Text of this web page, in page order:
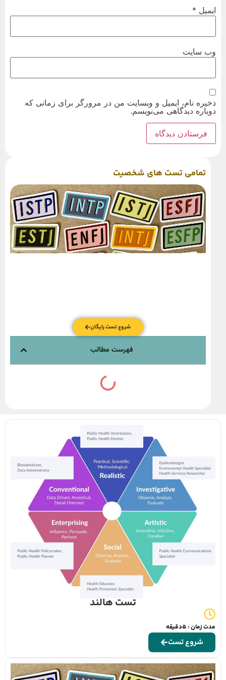
ایمیل *
وب‌ سایت
ذخیره نام، ایمیل و وبسایت من در مرورگر برای زمانی که
دوباره دیدگاهی می‌نویسم.
تمامی تست های شخصیت
شروع تست رایگان
فهرست مطالب
تست هالند
مدت زمان : 5دقیقه
شروع تست